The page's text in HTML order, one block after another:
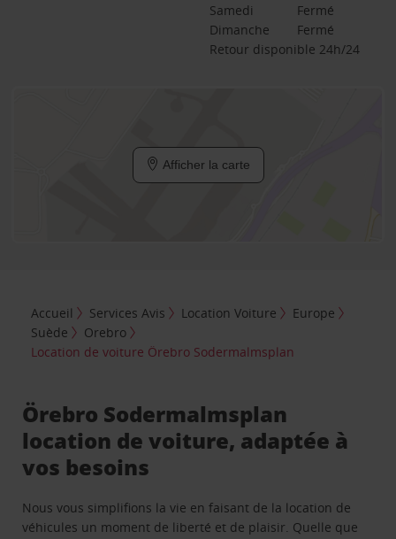
Samedi
Fermé
Dimanche
Fermé
Retour disponible 24h/24
Afficher la carte
Accueil Services Avis Location Voiture
Europe
Suède
Orebro
Location de voiture Örebro Sodermalmsplan
Örebro Sodermalmsplan
location de voiture, adaptée à
vos besoins
Nous vous simplifions la vie en faisant de la location de
véhicules un moment de liberté et de plaisir. Quelle que